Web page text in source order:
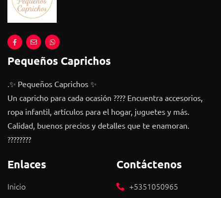
Pequeños Caprichos
.✨ Pequeños Caprichos ✨
Un capricho para cada ocasión ???? Encuentra accesorios,
ropa infantil, artículos para el hogar, juguetes y más.
Calidad, buenos precios y detalles que te enamoran.
????????
Enlaces
Inicio
Contáctenos
+5351050965